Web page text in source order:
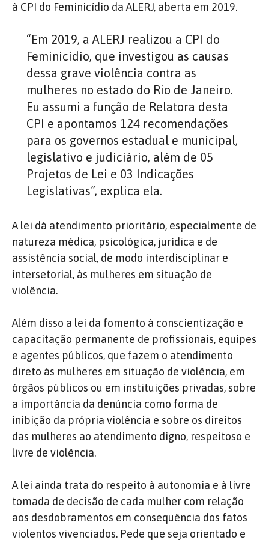
à CPI do Feminicídio da ALERJ, aberta em 2019.
“Em 2019, a ALERJ realizou a CPI do
Feminicídio, que investigou as causas
dessa grave violência contra as
mulheres no estado do Rio de Janeiro.
Eu assumi a função de Relatora desta
CPI e apontamos 124 recomendações
para os governos estadual e municipal,
legislativo e judiciário, além de 05
Projetos de Lei e 03 Indicações
Legislativas”, explica ela.
A lei dá atendimento prioritário, especialmente de
natureza médica, psicológica, jurídica e de
assistência social, de modo interdisciplinar e
intersetorial, às mulheres em situação de
violência.
Além disso a lei da fomento à conscientização e
capacitação permanente de profissionais, equipes
e agentes públicos, que fazem o atendimento
direto às mulheres em situação de violência, em
órgãos públicos ou em instituições privadas, sobre
a importância da denúncia como forma de
inibição da própria violência e sobre os direitos
das mulheres ao atendimento digno, respeitoso e
livre de violência.
A lei ainda trata do respeito à autonomia e à livre
tomada de decisão de cada mulher com relação
aos desdobramentos em consequência dos fatos
violentos vivenciados. Pede que seja orientado e